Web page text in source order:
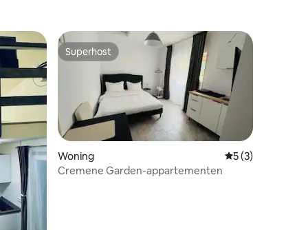
Superhost
Superhost
Woning Gemiddelde
5 (3)
Cremene Garden-appartementen